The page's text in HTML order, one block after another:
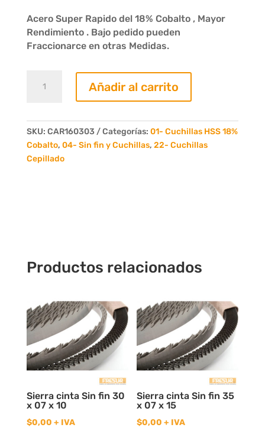
Acero Super Rapido del 18% Cobalto , Mayor
Rendimiento . Bajo pedido pueden
Fraccionarce en otras Medidas.
acero
x
30
x
Añadir al carrito
SKU: CAR160303 Categorías: 01- Cuchillas HSS 18%
Cobalto, 04- Sin fin y Cuchillas, 22- Cuchillas
Cepillado
Productos relacionados
Sierra cinta Sin fin 30
x 07 x 10
$0,00 + IVA
Sierra cinta Sin fin 35
x 07 x 15
$0,00 + IVA